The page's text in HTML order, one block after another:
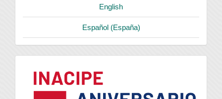
English
Español (España)
logo